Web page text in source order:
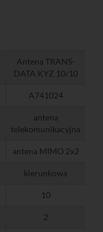
Antena TRANS-
DATA KYZ 10/10
A741024
antena
telekomunikacyjna
antena MIMO 2x2
kierunkowa
10
2